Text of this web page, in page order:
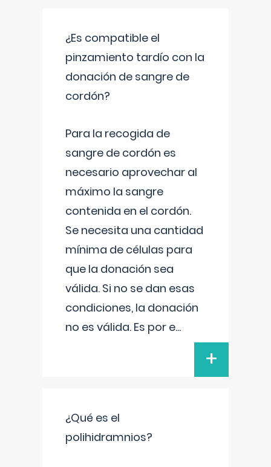
¿Es compatible el
pinzamiento tardío con la
donación de sangre de
cordón?
Para la recogida de
sangre de cordón es
necesario aprovechar al
máximo la sangre
contenida en el cordón.
Se necesita una cantidad
mínima de células para
que la donación sea
válida. Si no se dan esas
condiciones, la donación
no es válida. Es por e...
+
¿Qué es el
polihidramnios?